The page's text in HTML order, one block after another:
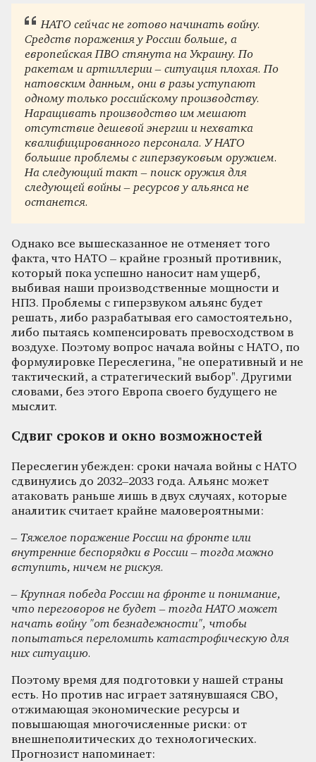
НАТО сейчас не готово начинать войну.
Средств поражения у России больше, а
европейская ПВО стянута на Украину. По
ракетам и артиллерии – ситуация плохая. По
натовским данным, они в разы уступают
одному только российскому производству.
Наращивать производство им мешают
отсутствие дешевой энергии и нехватка
квалифицированного персонала. У НАТО
большие проблемы с гиперзвуковым оружием.
На следующий такт – поиск оружия для
следующей войны – ресурсов у альянса не
останется.
Однако все вышесказанное не отменяет того
факта, что НАТО – крайне грозный противник,
который пока успешно наносит нам ущерб,
выбивая наши производственные мощности и
НПЗ. Проблемы с гиперзвуком альянс будет
решать, либо разрабатывая его самостоятельно,
либо пытаясь компенсировать превосходством в
воздухе. Поэтому вопрос начала войны с НАТО, по
формулировке Переслегина, "не оперативный и не
тактический, а стратегический выбор". Другими
словами, без этого Европа своего будущего не
мыслит.
Сдвиг сроков и окно возможностей
Переслегин убежден: сроки начала войны с НАТО
сдвинулись до 2032–2033 года. Альянс может
атаковать раньше лишь в двух случаях, которые
аналитик считает крайне маловероятными:
– Тяжелое поражение России на фронте или
внутренние беспорядки в России – тогда можно
вступить, ничем не рискуя.
– Крупная победа России на фронте и понимание,
что переговоров не будет – тогда НАТО может
начать войну "от безнадежности", чтобы
попытаться переломить катастрофическую для
них ситуацию.
Поэтому время для подготовки у нашей страны
есть. Но против нас играет затянувшаяся СВО,
отжимающая экономические ресурсы и
повышающая многочисленные риски: от
внешнеполитических до технологических.
Прогнозист напоминает: